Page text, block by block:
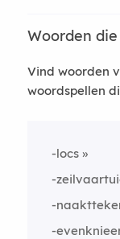
Woorden
Vind woorden
woordspellen
-locs
-
-
-